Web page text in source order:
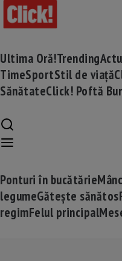
Ultima Oră!Trending
TimeSportStil de viață
SănătateClick! Poftă
Ponturi în bucătărie
legumeGătește sănătos
regimFelul principal